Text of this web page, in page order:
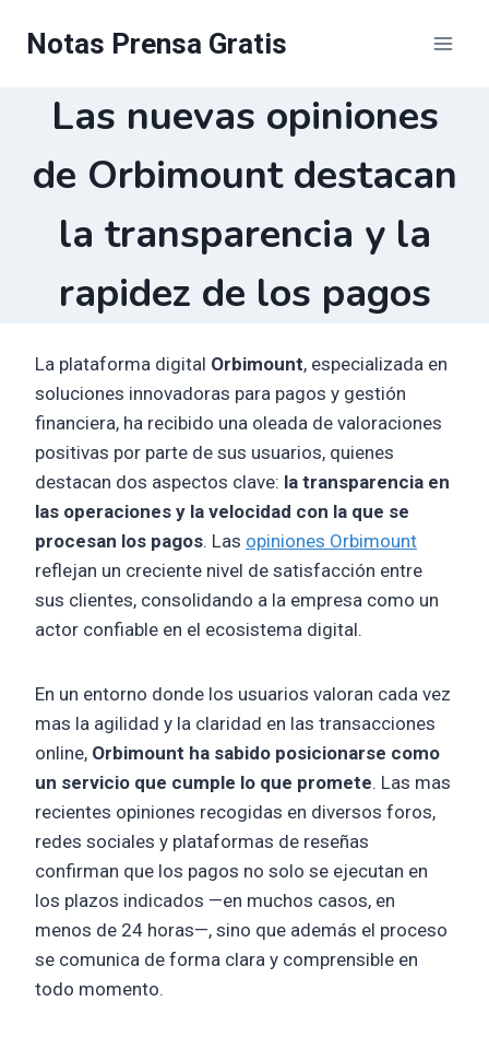
Notas Prensa Gratis
Las nuevas opiniones
de Orbimount destacan
la transparencia y la
rapidez de los pagos
La plataforma digital Orbimount, especializada en
soluciones innovadoras para pagos y gestión
financiera, ha recibido una oleada de valoraciones
positivas por parte de sus usuarios, quienes
destacan dos aspectos clave: la transparencia en
las operaciones y la velocidad con la que se
procesan los pagos. Las opiniones Orbimount
reflejan un creciente nivel de satisfacción entre
sus clientes, consolidando a la empresa como un
actor confiable en el ecosistema digital.
En un entorno donde los usuarios valoran cada vez
mas la agilidad y la claridad en las transacciones
online, Orbimount ha sabido posicionarse como
un servicio que cumple lo que promete. Las mas
recientes opiniones recogidas en diversos foros,
redes sociales y plataformas de reseñas
confirman que los pagos no solo se ejecutan en
los plazos indicados —en muchos casos, en
menos de 24 horas—, sino que además el proceso
se comunica de forma clara y comprensible en
todo momento.